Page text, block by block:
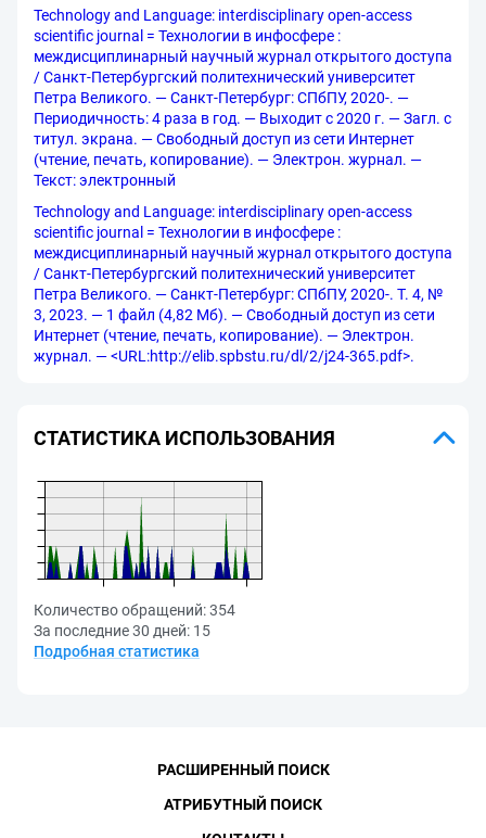
Technology and Language: interdisciplinary open-access
scientific journal = Технологии в инфосфере :
междисциплинарный научный журнал открытого доступа
/ Санкт-Петербургский политехнический университет
Петра Великого. — Санкт-Петербург: СПбПУ, 2020-. —
Периодичность: 4 раза в год. — Выходит с 2020 г. — Загл. с
титул. экрана. — Свободный доступ из сети Интернет
(чтение, печать, копирование). — Электрон. журнал. —
Текст: электронный
Technology and Language: interdisciplinary open-access
scientific journal = Технологии в инфосфере :
междисциплинарный научный журнал открытого доступа
/ Санкт-Петербургский политехнический университет
Петра Великого. — Санкт-Петербург: СПбПУ, 2020-. Т. 4, №
3, 2023. — 1 файл (4,82 Мб). — Свободный доступ из сети
Интернет (чтение, печать, копирование). — Электрон.
журнал. — <URL:http://elib.spbstu.ru/dl/2/j24-365.pdf>.
СТАТИСТИКА ИСПОЛЬЗОВАНИЯ
Количество обращений:354
За последние 30 дней: 15
Подробная статистика
РАСШИРЕННЫЙ ПОИСК
АТРИБУТНЫЙ ПОИСК